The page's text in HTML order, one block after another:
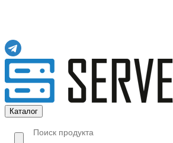
Каталог